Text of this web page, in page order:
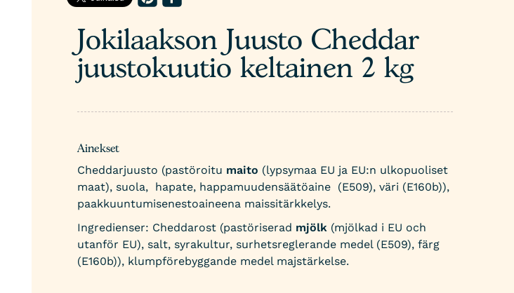
Jokilaakson Juusto Cheddar
juustokuutio keltainen 2 kg
Ainekset
Cheddarjuusto (pastöroitu maito (lypsymaa EU ja EU:n ulkopuoliset
maat), suola, hapate, happamuudensäätöaine (E509), väri (E160b)),
paakkuuntumisenestoaineena maissitärkkelys.
Ingredienser: Cheddarost (pastöriserad mjölk (mjölkad i EU och
utanför EU), salt, syrakultur, surhetsreglerande medel (E509), färg
(E160b)), klumpförebyggande medel majstärkelse.